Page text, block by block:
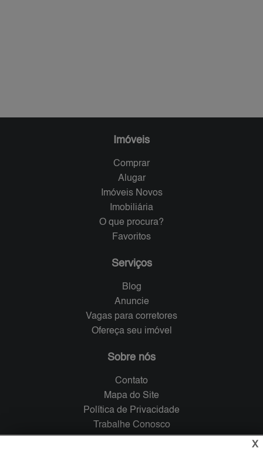
Imóveis
Comprar
Alugar
Imóveis Novos
Imobiliária
O que procura?
Favoritos
Serviços
Blog
Anuncie
Vagas para corretores
Ofereça seu imóvel
Sobre nós
Contato
Mapa do Site
Política de Privacidade
Trabalhe Conosco
X